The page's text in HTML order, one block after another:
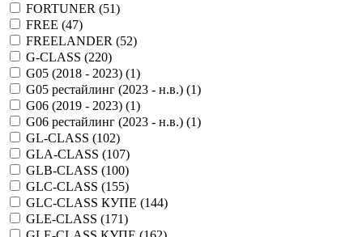
FORTUNER (51)
FREE (47)
FREELANDER (52)
G-CLASS (220)
G05 (2018 - 2023) (1)
G05 рестайлинг (2023 - н.в.) (1)
G06 (2019 - 2023) (1)
G06 рестайлинг (2023 - н.в.) (1)
GL-CLASS (102)
GLA-CLASS (107)
GLB-CLASS (100)
GLC-CLASS (155)
GLC-CLASS КУПЕ (144)
GLE-CLASS (171)